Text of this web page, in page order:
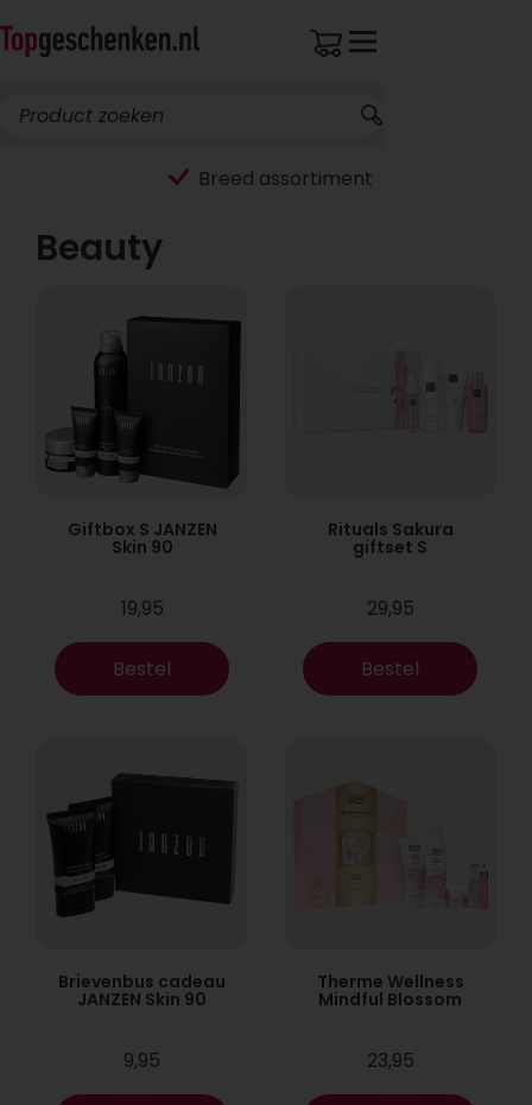
Breed assortiment
Beauty
Giftbox S JANZEN
Skin 90
19,95
Bestel
Rituals Sakura
giftset S
29,95
Bestel
Brievenbus cadeau
JANZEN Skin 90
9,95
Therme Wellness
Mindful Blossom
23,95